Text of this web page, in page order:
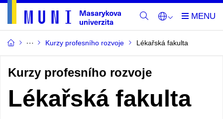
Kurzy profesního rozvoje Lékařská fakulta
Kurzy profesního rozvoje
Lékařská fakulta